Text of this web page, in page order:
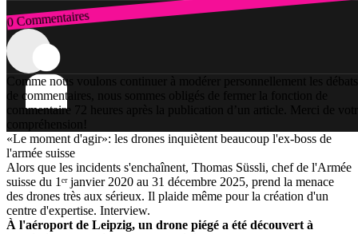
0 Commentaires
Connexion
Comme nous voulons continuer à modérer personnellement les débats
de commentaires, nous sommes obligés de fermer la fonction de
commentaire 72 heures après la publication d’un article. Merci de
compréhension!
«Le moment d'agir»: les drones inquiètent beaucoup l'ex-boss de
l'armée suisse
Alors que les incidents s'enchaînent, Thomas Süssli, chef de l'Armée
suisse du 1ᵉʳ janvier 2020 au 31 décembre 2025, prend la menace
des drones très aux sérieux. Il plaide même pour la création d'un
centre d'expertise. Interview.
À l'aéroport de Leipzig, un drone piégé a été découvert à